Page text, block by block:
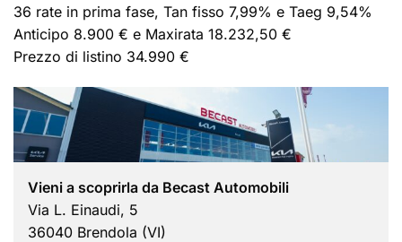
36 rate in prima fase, Tan fisso 7,99% e Taeg 9,54%
Anticipo 8.900 € e Maxirata 18.232,50 €
Prezzo di listino 34.990 €
Vieni a scoprirla da Becast Automobili
Via L. Einaudi, 5
36040 Brendola (VI)